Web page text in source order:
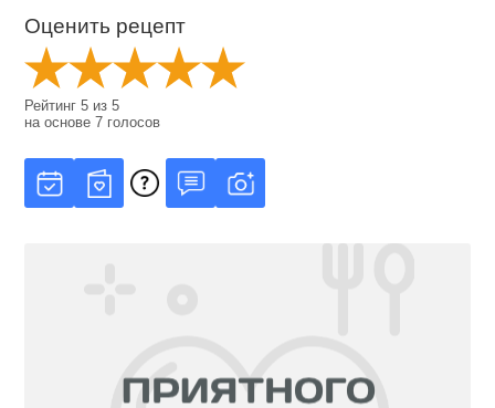
Оценить рецепт
Рейтинг5 из5
на основе7 голосов